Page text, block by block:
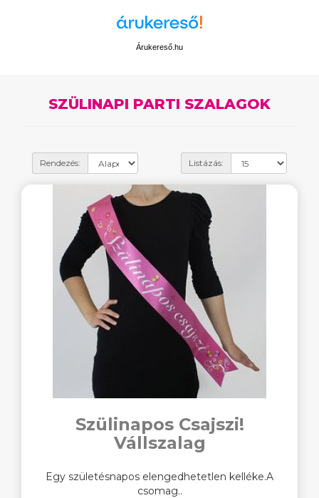
Árukereső.hu
SZÜLINAPI PARTI SZALAGOK
Rendezés: Listázás:
Szülinapos Csajszi!
Vállszalag
Egy születésnapos elengedhetetlen kelléke.A
csomag..